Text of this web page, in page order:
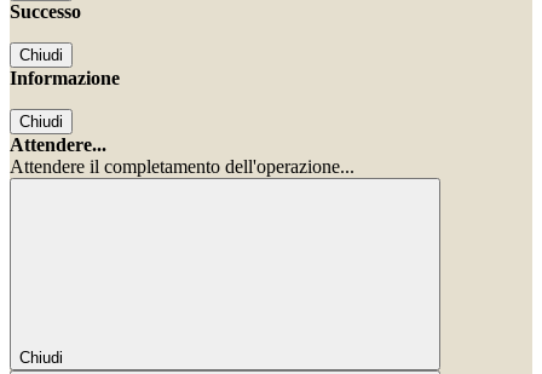
Successo
Chiudi
Informazione
Chiudi
Attendere...
Attendere il completamento dell'operazione...
Chiudi